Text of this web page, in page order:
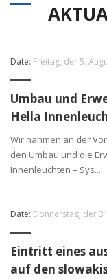
Date: Freitag, der 5.
Umbau und
Hella
Wir nahmen an der
den Umbau und die
Innenleuchten – Sys...
Date: Donnerstag, der
Eintritt eines
auf den